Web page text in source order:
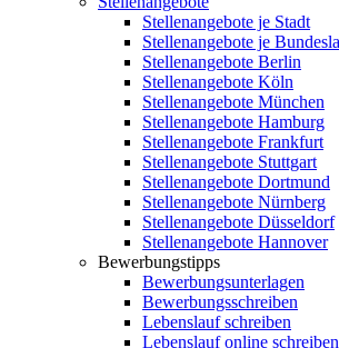
Stellenangebote je Stadt
Stellenangebote je
Stellenangebote Berlin
Stellenangebote Köln
Stellenangebote München
Stellenangebote Hamburg
Stellenangebote Frankfurt
Stellenangebote Stuttgart
Stellenangebote Dortmund
Stellenangebote Nürnberg
Stellenangebote Düsseldorf
Stellenangebote Hannover
Bewerbungstipps
Bewerbungsunterlagen
Bewerbungsschreiben
Lebenslauf schreiben
Lebenslauf online schreiben